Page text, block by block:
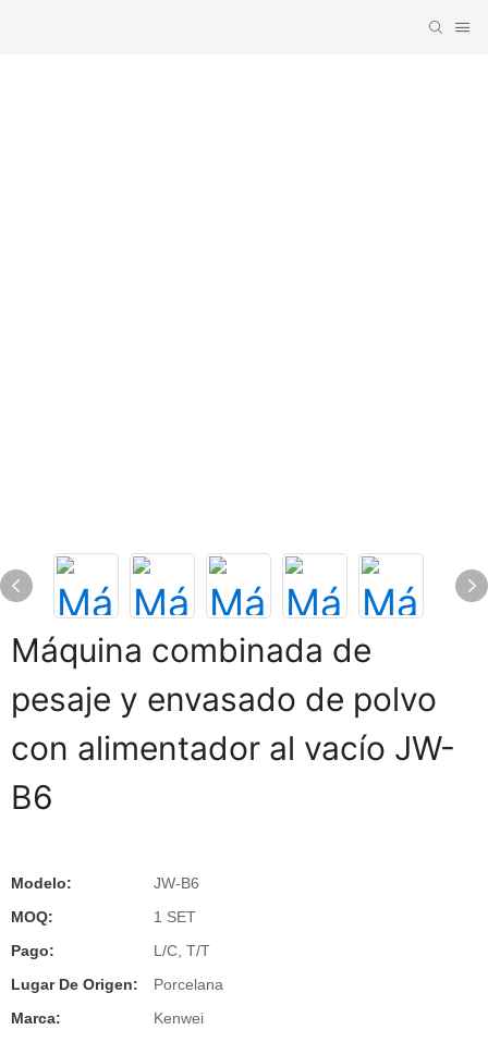
Máquina combinada de
pesaje y envasado de polvo
con alimentador al vacío JW-
B6
Modelo:
JW-B6
MOQ:
1 SET
Pago:
L/C, T/T
Lugar De Origen:
Porcelana
Marca:
Kenwei